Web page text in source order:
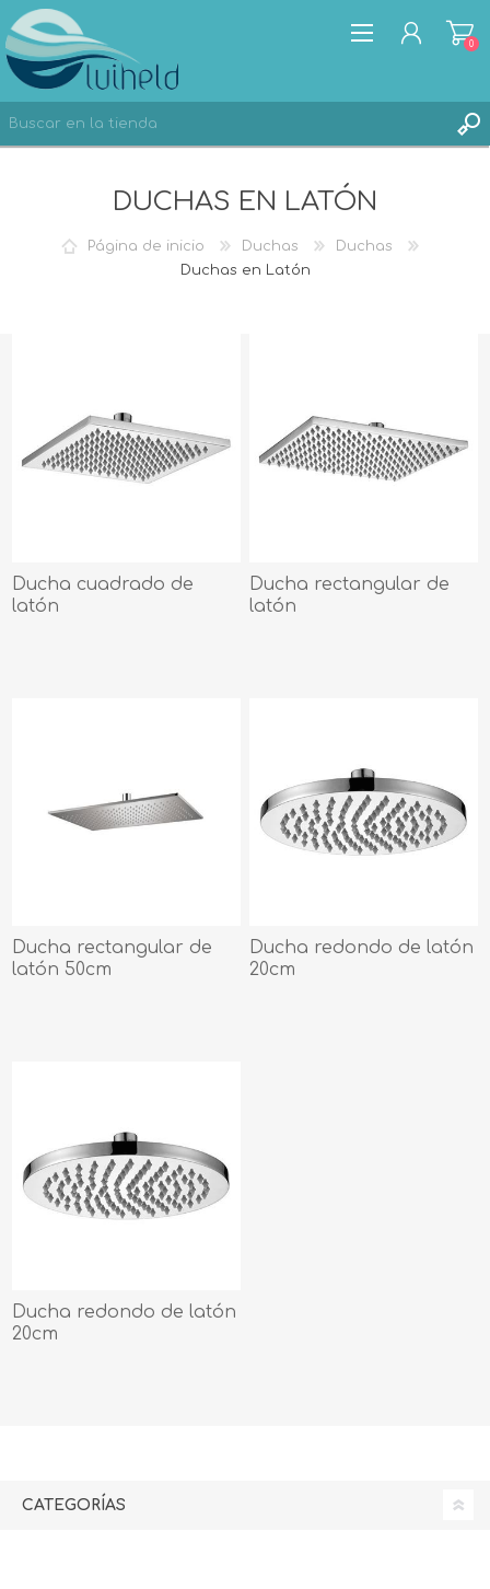
INICIA SESIÓN
0
DUCHAS EN LATÓN
Página de inicio Duchas
Duchas
Duchas en Latón
Ducha cuadrado de
latón
Ducha rectangular de
latón
Ducha rectangular de
latón 50cm
Ducha redondo de latón
20cm
Ducha redondo de latón
20cm
CATEGORÍAS